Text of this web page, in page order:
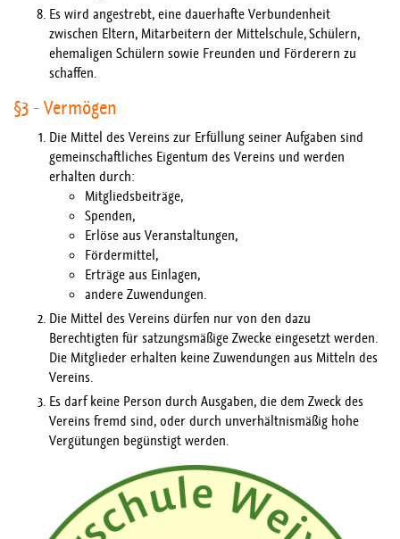
Es wird angestrebt, eine dauerhafte Verbundenheit
zwischen Eltern, Mitarbeitern der Mittelschule, Schülern,
ehemaligen Schülern sowie Freunden und Förderern zu
schaffen.
§3 - Vermögen
Die Mittel des Vereins zur Erfüllung seiner Aufgaben sind
gemeinschaftliches Eigentum des Vereins und werden
erhalten durch:
Mitgliedsbeiträge,
Spenden,
Erlöse aus Veranstaltungen,
Fördermittel,
Erträge aus Einlagen,
andere Zuwendungen.
Die Mittel des Vereins dürfen nur von den dazu
Berechtigten für satzungsmäßige Zwecke eingesetzt werden.
Die Mitglieder erhalten keine Zuwendungen aus Mitteln des
Vereins.
Es darf keine Person durch Ausgaben, die dem Zweck des
Vereins fremd sind, oder durch unverhältnismäßig hohe
Vergütungen begünstigt werden.